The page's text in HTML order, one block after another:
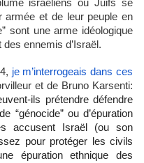
israéliens ou Juifs se
armée et de leur peuple en
sont une arme idéologique
ennemis d’Israël.
je m’interrogeais dans ces
et de Bruno Karsenti:
ils prétendre défendre
“génocide” ou d’épuration
accusent Israël (ou son
pour protéger les civils
épuration ethnique des